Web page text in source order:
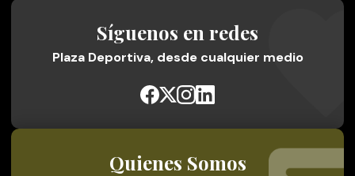
Síguenos en redes
Plaza Deportiva, desde cualquier medio
Quienes Somos